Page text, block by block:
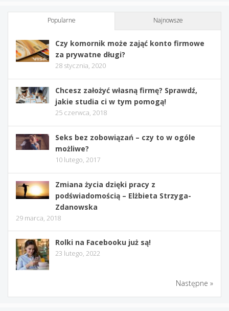
Popularne Najnowsze
Czy komornik może zająć konto firmowe
za prywatne długi?
28 stycznia, 2020
Chcesz założyć własną firmę? Sprawdź,
jakie studia ci w tym pomogą!
25 czerwca, 2018
Seks bez zobowiązań – czy to w ogóle
możliwe?
10 lutego, 2017
Zmiana życia dzięki pracy z
podświadomością – Elżbieta Strzyga-
Zdanowska
29 marca, 2018
Rolki na Facebooku już są!
23 lutego, 2022
Następne »